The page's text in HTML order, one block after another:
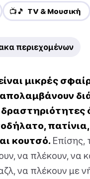
📺🎵 TV & Μουσική
περιεχομένων
μικρές
απολαμβάνουν
πατίνια,
κουτσό. Επίσης,
να πλέκουν, να
να πλέκουν με